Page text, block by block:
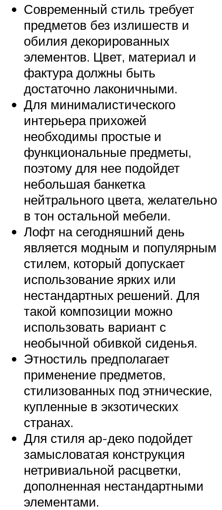
Современный стиль требует
предметов без излишеств и
обилия декорированных
элементов. Цвет, материал и
фактура должны быть
достаточно лаконичными.
Для минималистического
интерьера прихожей
необходимы простые и
функциональные предметы,
поэтому для нее подойдет
небольшая банкетка
нейтрального цвета, желательно
в тон остальной мебели.
Лофт на сегодняшний день
является модным и популярным
стилем, который допускает
использование ярких или
нестандартных решений. Для
такой композиции можно
использовать вариант с
необычной обивкой сиденья.
Этностиль предполагает
применение предметов,
стилизованных под этнические,
купленные в экзотических
странах.
Для стиля ар-деко подойдет
замысловатая конструкция
нетривиальной расцветки,
дополненная нестандартными
элементами.